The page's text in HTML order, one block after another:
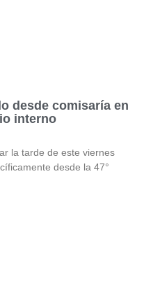
desde comisaría en
interno
la tarde de este viernes
desde la 47°